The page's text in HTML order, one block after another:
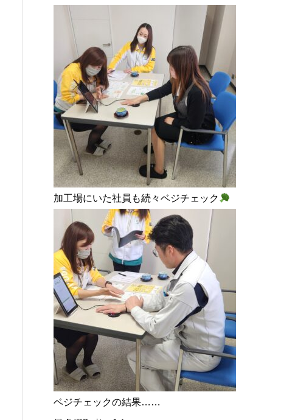
加工場にいた社員も続々ベジチェック
ベジチェックの結果……